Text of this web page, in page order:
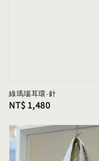
綠瑪瑙耳環-針
Regular
NT$ 1,480